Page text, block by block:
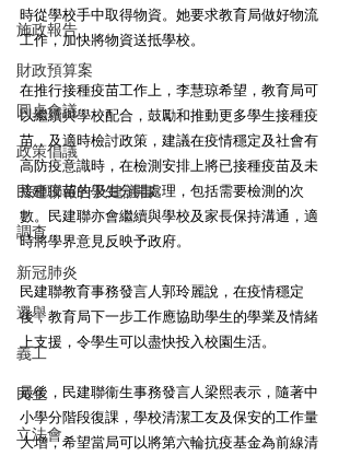
施政報告
財政預算案
圓桌會議
政策倡議
民建聯報告及建議書
調查
新冠肺炎
選舉
義工
民生
立法會
時從學校手中取得物資。她要求教育局做好物流
工作，加快將物資送抵學校。
在推行接種疫苗工作上，李慧琼希望，教育局可
以繼續與學校配合，鼓勵和推動更多學生接種疫
苗，及適時檢討政策，建議在疫情穩定及社會有
高防疫意識時，在檢測安排上將已接種疫苗及未
接種疫苗的學生分開處理，包括需要檢測的次
數。民建聯亦會繼續與學校及家長保持溝通，適
時將學界意見反映予政府。
民建聯教育事務發言人郭玲麗說，在疫情穩定
後，教育局下一步工作應協助學生的學業及情緒
上支援，令學生可以盡快投入校園生活。
最後，民建聯衞生事務發言人梁熙表示，隨著中
小學分階段復課，學校清潔工友及保安的工作量
大增，希望當局可以將第六輪抗疫基金為前線清